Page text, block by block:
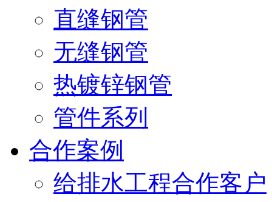
直缝钢管
无缝钢管
热镀锌钢管
管件系列
合作案例
给排水工程合作客户